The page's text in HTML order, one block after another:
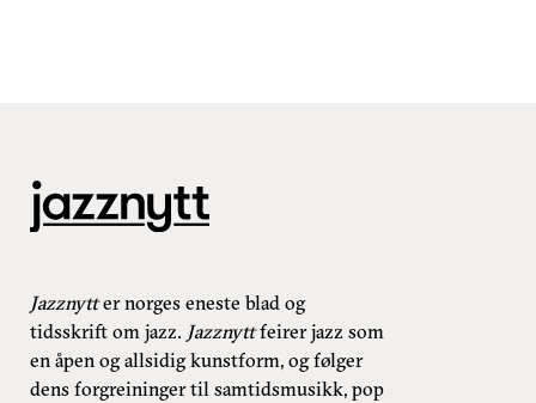
Jazznytter norges eneste blad og
tidsskrift om jazz. Jazznyttfeirer jazz som
en åpen og allsidig kunstform, og følger
dens forgreininger til samtidsmusikk, pop